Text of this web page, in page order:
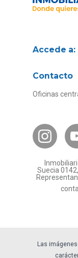
Accede a:
Bases
¿Por qué
Términos
Contacto
Oficinas
Suecia
Las